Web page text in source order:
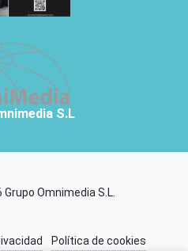
S.L
Omnimedia S.L.
Política de cookies